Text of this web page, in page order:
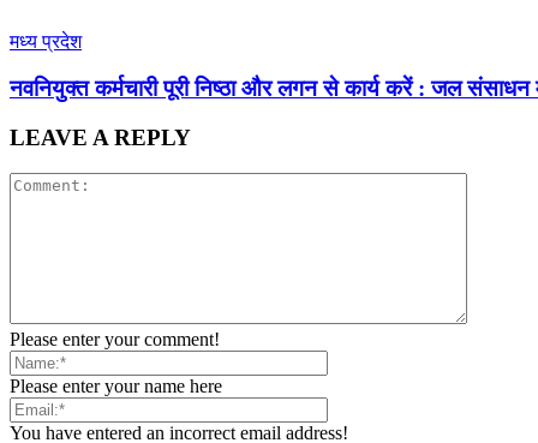
मध्य प्रदेश
नवनियुक्त कर्मचारी पूरी निष्ठा और लगन से कार्य करें : जल संसाधन
LEAVE A REPLY
Please enter your comment!
Please enter your name here
You have entered an incorrect email address!